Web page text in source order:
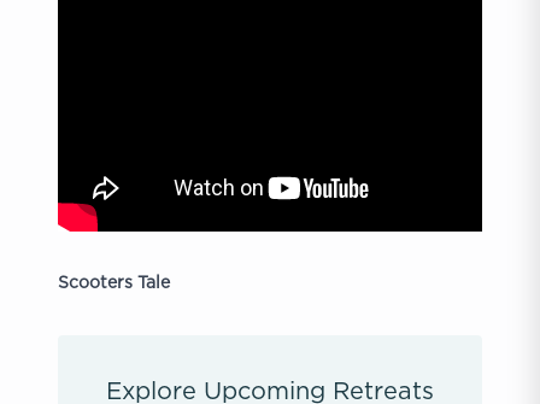
Scooters Tale
Explore Upcoming Retreats